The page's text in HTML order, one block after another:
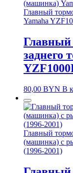
Главный
Yamaha
Главный
заднего
80,00 BYN В
Главный
(машинка) с
(1996-2001)